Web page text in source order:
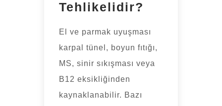
Tehlikelidir?
El ve parmak uyuşması
karpal tünel, boyun fıtığı,
MS, sinir sıkışması veya
B12 eksikliğinden
kaynaklanabilir. Bazı